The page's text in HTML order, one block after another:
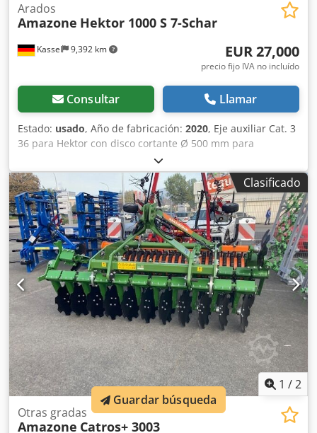
Kassel 9,392 km
Arados
Amazone Hektor 1000 S 7-Schar
EUR 27,000
precio fijo IVA no incluído
Consultar Llamar
Estado: usado, Año de fabricación: 2020, Eje auxiliar Cat. 3
36 para Hektor con disco cortante Ø 500 mm para
liberación hidráulica de piedras / delantero con pre-arado
pesado G1 ajustable, iluminación trasera LED, señalización
frontal / sistema antirrobo, homologación de tipo UE 40
km/h - arado reversible de arrastre completo - RH 82 /
ampliable Csdpothk U Tjfx Aqvsha
Clasificado
1 /2
Otras gradas
Amazone Catros+ 3003
Guardar búsqueda